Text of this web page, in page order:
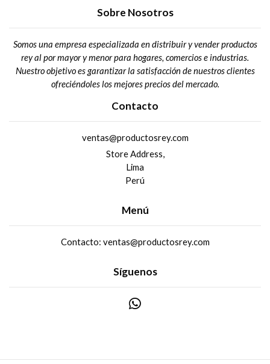
Sobre Nosotros
Somos una empresa especializada en distribuir y vender productos
rey al por mayor y menor para hogares, comercios e industrias.
Nuestro objetivo es garantizar la satisfacción de nuestros clientes
ofreciéndoles los mejores precios del mercado.
Contacto
ventas@productosrey.com
Store Address,
Lima
Perú
Menú
Contacto: ventas@productosrey.com
Síguenos